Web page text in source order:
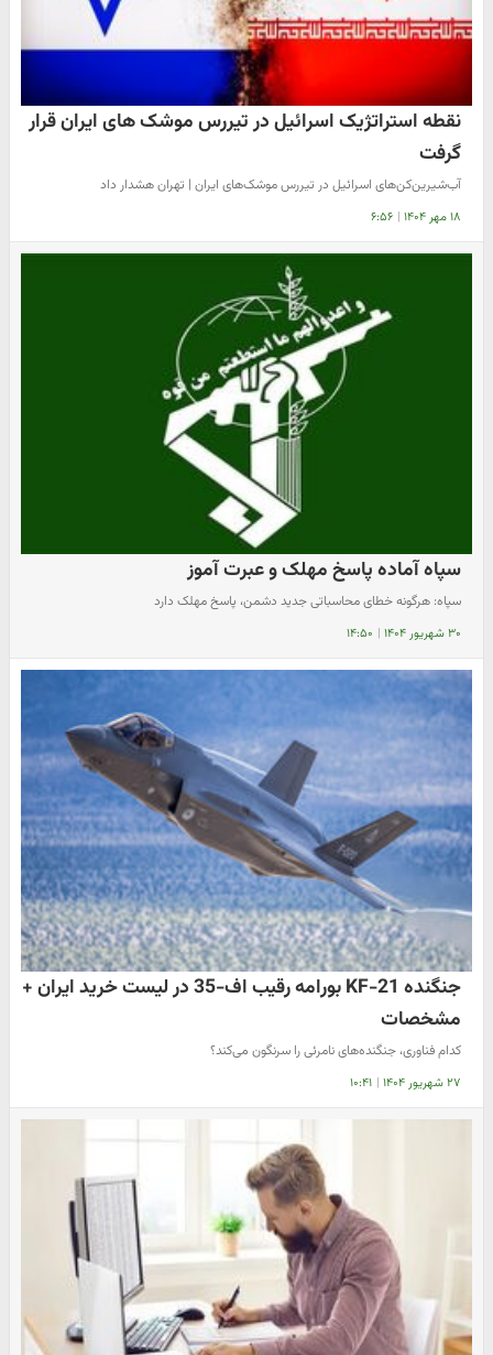
نقطه استراتژیک اسرائیل در تیررس موشک های ایران قرار
گرفت
آب‌شیرین‌کن‌های اسرائیل در تیررس موشک‌های ایران | تهران هشدار داد
۱۸ مهر ۱۴۰۴ | ۶:۵۶
سپاه آماده پاسخ مهلک و عبرت آموز
سپاه: هرگونه خطای محاسباتی جدید دشمن، پاسخ مهلک دارد
۳۰ شهریور ۱۴۰۴ | ۱۴:۵۰
جنگنده KF-21 بورامه رقیب اف-35 در لیست خرید ایران +
مشخصات
کدام فناوری، جنگنده‌های نامرئی را سرنگون می‌کند؟
۲۷ شهریور ۱۴۰۴ | ۱۰:۴۱